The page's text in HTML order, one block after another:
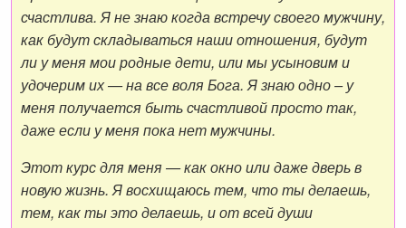
счастлива. Я не знаю когда встречу своего мужчину,
как будут складываться наши отношения, будут
ли у меня мои родные дети, или мы усыновим и
удочерим их — на все воля Бога. Я знаю одно – у
меня получается быть счастливой просто так,
даже если у меня пока нет мужчины.
Этот курс для меня — как окно или даже дверь в
новую жизнь. Я восхищаюсь тем, что ты делаешь,
тем, как ты это делаешь, и от всей души